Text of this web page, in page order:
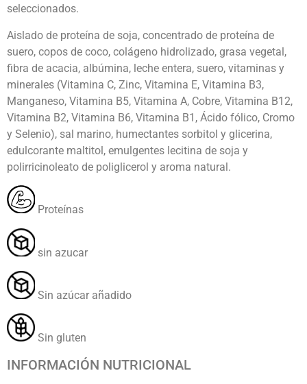
seleccionados.
Aislado de proteína de soja, concentrado de proteína de
suero, copos de coco, colágeno hidrolizado, grasa vegetal,
fibra de acacia, albúmina, leche entera, suero, vitaminas y
minerales (Vitamina C, Zinc, Vitamina E, Vitamina B3,
Manganeso, Vitamina B5, Vitamina A, Cobre, Vitamina B12,
Vitamina B2, Vitamina B6, Vitamina B1, Ácido fólico, Cromo
y Selenio), sal marino, humectantes sorbitol y glicerina,
edulcorante maltitol, emulgentes lecitina de soja y
polirricinoleato de poliglicerol y aroma natural.
Proteínas
sin azucar
Sin azúcar añadido
Sin gluten
INFORMACIÓN NUTRICIONAL